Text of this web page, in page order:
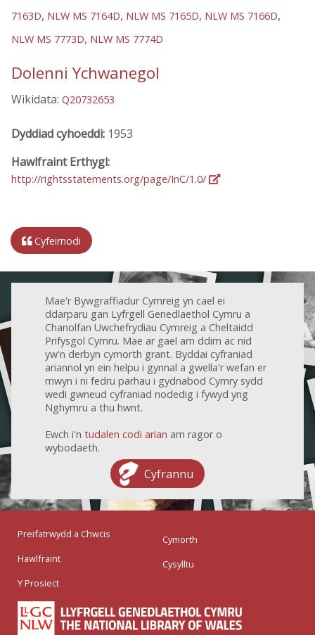
7163D, NLW MS 7164D, NLW MS 7165D, NLW MS 7166D,
NLW MS 7773D, NLW MS 7774D
Dolenni Ychwanegol
Wikidata: Q20732653
Dyddiad cyhoeddi: 1953
Hawlfraint Erthygl:
http://rightsstatements.org/page/InC/1.0/
Cyfeirnodi
Mae'r Bywgraffiadur Cymreig yn cael ei
ddarparu gan Lyfrgell Genedlaethol Cymru a
Chanolfan Uwchefrydiau Cymreig a Cheltaidd
Prifysgol Cymru. Mae ar gael am ddim ac nid
yw'n derbyn cymorth grant. Byddai cyfraniad
ariannol yn ein helpu i gynnal a gwella'r wefan er
mwyn i ni fedru parhau i gydnabod Cymry sydd
wedi gwneud cyfraniad nodedig i fywyd yng
Nghymru a thu hwnt.
Ewch i'n tudalen codi arian am ragor o
wybodaeth.
Cyfrannu
Preifatrwydd a Chwcis
Hawlfraint
Y Prosiect
Cymorth
Cysylltu